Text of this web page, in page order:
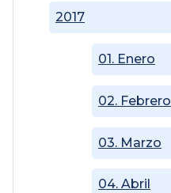
2017
01. Enero
02. Febrero
03. Marzo
04. Abril